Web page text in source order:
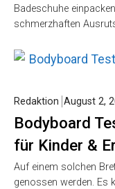
Badeschuhe
schmerzhaften
Bodyboard
für Kinder &
Redaktion August 2,
Auf einem solchen
genossen werden. Es